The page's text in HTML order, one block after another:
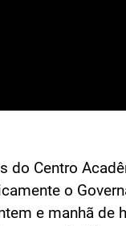
do Centro
o
e manhã de